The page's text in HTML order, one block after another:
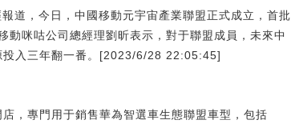
道，今日，中國移動元宇宙產業聯盟正式成立，首批
咪咕公司總經理劉昕表示，對于聯盟成員，未來中
投入三年翻一番。[2023/6/28 22:05:45]
，專門用于銷售華為智選車生態聯盟車型，包括